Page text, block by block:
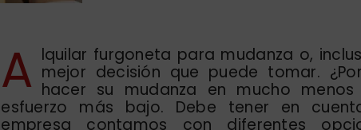
A lquilar furgoneta para mudanza o,
mejor decisión que puede tomar.
hacer su mudanza en mucho
esfuerzo más bajo. Debe tener en
empresa contamos con diferentes